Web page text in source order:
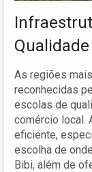
Qualidade
As regiões
reconhecidas
escolas de
comércio local.
eficiente,
escolha de
Bibi, além de